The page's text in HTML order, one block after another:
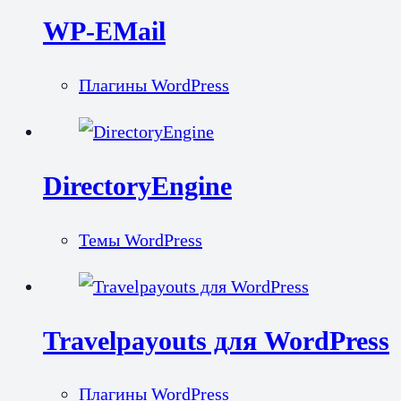
WP-EMail
Плагины WordPress
DirectoryEngine
Темы WordPress
Travelpayouts для WordPress
Плагины WordPress